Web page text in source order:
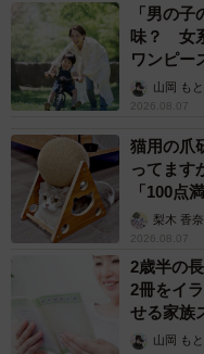
「男の
味？ 女
ワンピー
へんが…
山岡 も
2026.08.07
猫用の爪
ってます
「100点
梨木 香奈
2026.08.07
2歳半の
2冊をイ
せる家族
山岡 も